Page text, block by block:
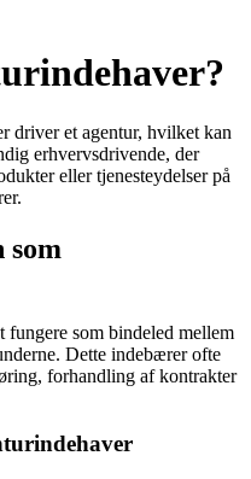
driver et agentur, hvilket kan
erhvervsdrivende, der
eller tjenesteydelser på
fungere som bindeled mellem
Dette indebærer ofte
forhandling af kontrakter